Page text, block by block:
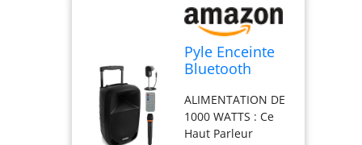
Pyle Enceinte
Bluetooth
1000W,
Enceinte Sono
Karaoké avec
ALIMENTATION DE
1000 WATTS : Ce
Haut Parleur